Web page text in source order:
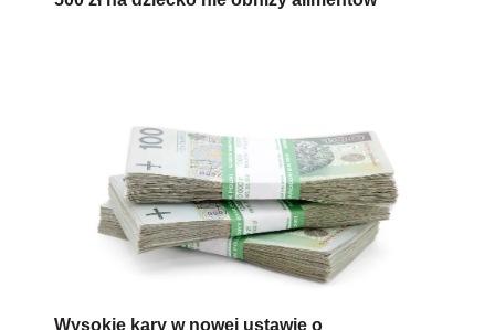
Wysokie kary w nowej ustawie o